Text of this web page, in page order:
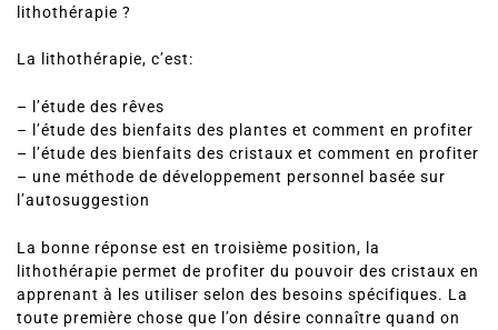
lithothérapie ?
La lithothérapie, c’est:
– l’étude des rêves
– l’étude des bienfaits des plantes et comment en profiter
– l’étude des bienfaits des cristaux et comment en profiter
– une méthode de développement personnel basée sur
l’autosuggestion
La bonne réponse est en troisième position, la
lithothérapie permet de profiter du pouvoir des cristaux en
apprenant à les utiliser selon des besoins spécifiques. La
toute première chose que l’on désire connaître quand on